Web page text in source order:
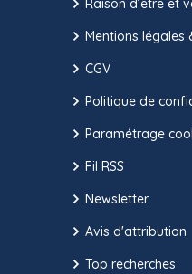
Mentions légales
CGV
Politique de
Paramétrage
Fil RSS
Newsletter
Avis d'attribution
Top recherches